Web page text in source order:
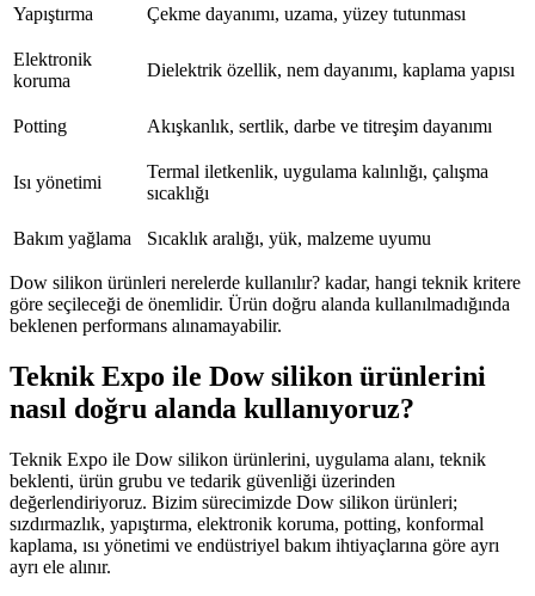
Yapıştırma Çekme dayanımı, uzama, yüzey tutunması
Elektronik
koruma
Dielektrik özellik, nem dayanımı, kaplama yapısı
Potting Akışkanlık, sertlik, darbe ve titreşim dayanımı
Isı yönetimi
Termal iletkenlik, uygulama kalınlığı, çalışma
sıcaklığı
Bakım yağlama Sıcaklık aralığı, yük, malzeme uyumu
Dow silikon ürünleri nerelerde kullanılır? kadar, hangi teknik kritere
göre seçileceği de önemlidir. Ürün doğru alanda kullanılmadığında
beklenen performans alınamayabilir.
Teknik Expo ile Dow silikon ürünlerini
nasıl doğru alanda kullanıyoruz?
Teknik Expo ile Dow silikon ürünlerini, uygulama alanı, teknik
beklenti, ürün grubu ve tedarik güvenliği üzerinden
değerlendiriyoruz. Bizim sürecimizde Dow silikon ürünleri;
sızdırmazlık, yapıştırma, elektronik koruma, potting, konformal
kaplama, ısı yönetimi ve endüstriyel bakım ihtiyaçlarına göre ayrı
ayrı ele alınır.